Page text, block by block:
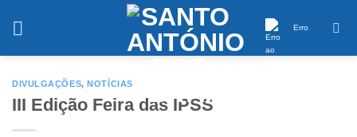
Erro
DIVULGAÇÕES,NOTÍCIAS
III Edição Feira das IPSS